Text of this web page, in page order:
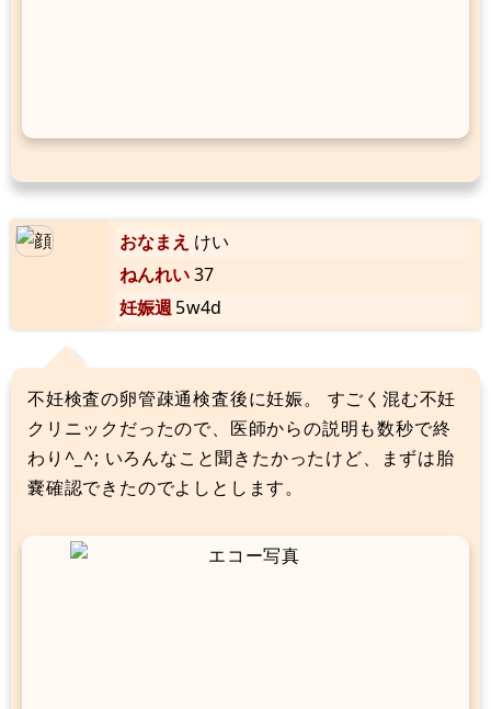
おなまえ けい
ねんれい37
妊娠週5w4d
不妊検査の卵管疎通検査後に妊娠。 すごく混む不妊
クリニックだったので、医師からの説明も数秒で終
わり^_^; いろんなこと聞きたかったけど、まずは胎
嚢確認できたのでよしとします。